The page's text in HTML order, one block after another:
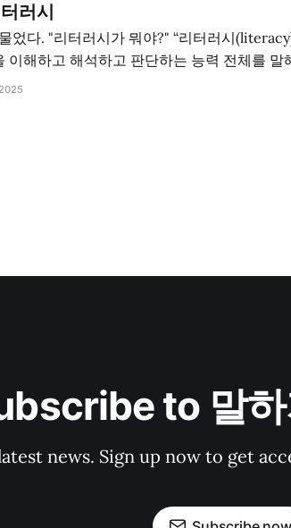
러시
야?" “리터러시(literacy)”는 단순히 글을 읽고 쓰는 능력을 넘어
이해하고 해석하고 판단하는 능력 전체를 말
주의인가" 짧게 말하
to 말하
news. Sign up now to get